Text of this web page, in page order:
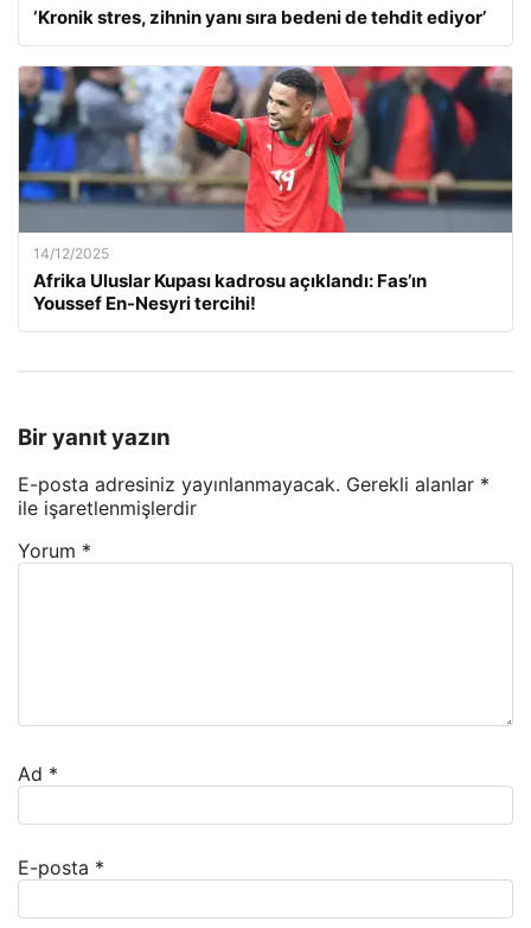
‘Kronik stres, zihnin yanı sıra bedeni de tehdit ediyor’
14/12/2025
Afrika Uluslar Kupası kadrosu açıklandı: Fas’ın
Youssef En-Nesyri tercihi!
Bir yanıt yazın
E-posta adresiniz yayınlanmayacak. Gerekli alanlar *
ile işaretlenmişlerdir
Yorum *
Ad *
E-posta *